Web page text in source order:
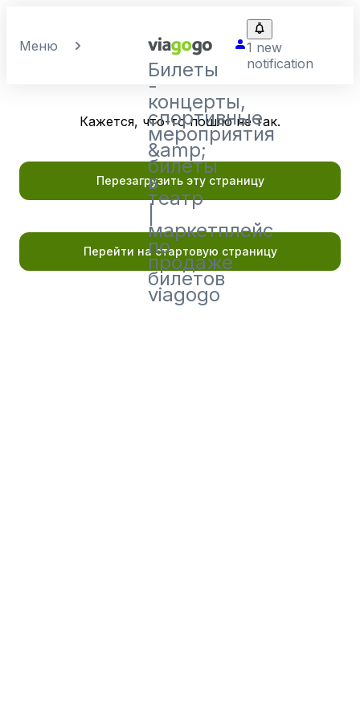
Меню
Билеты
-
концерты,
спортивные
мероприятия
&amp;
билеты
в
театр
маркетплейс
по
продаже
билетов
viagogo
1 new
notification
Кажется, что-то пошло не так.
Перезагрузить эту страницу
Перейти на стартовую страницу